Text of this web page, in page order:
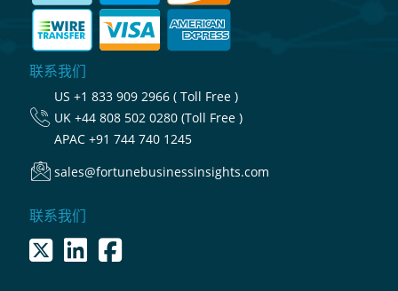
联系我们
US +1 833 909 2966 ( Toll Free )
UK +44 808 502 0280 (Toll Free )
APAC +91 744 740 1245
sales@fortunebusinessinsights.com
联系我们